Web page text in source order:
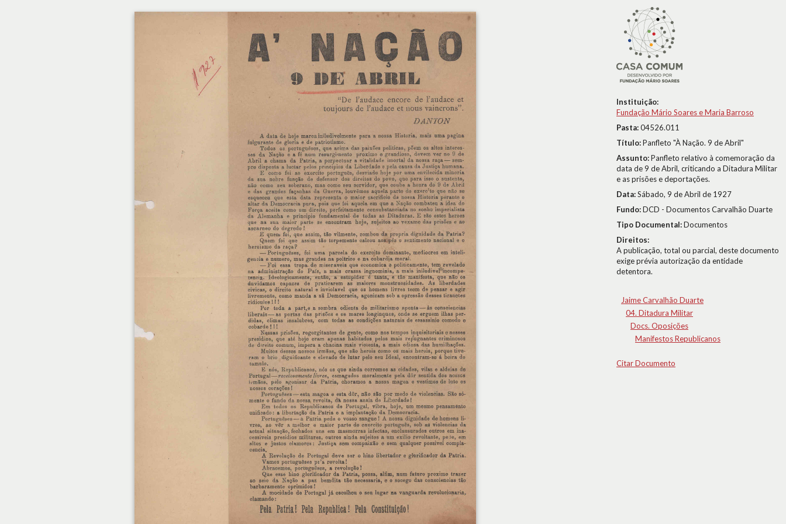
Instituição:
Fundação Mário Soares e Maria Barroso
Pasta:04526.011
Título:Panfleto "À Nação. 9 de Abril"
Assunto:Panfleto relativo à comemoração da
data de 9 de Abril, criticando a Ditadura Militar
e as prisões e deportações.
Data:Sábado, 9 de Abril de 1927
Fundo:DCD - Documentos Carvalhão Duarte
Tipo Documental:Documentos
Direitos:
A publicação, total ou parcial, deste documento
exige prévia autorização da entidade
detentora.
Jaime Carvalhão Duarte
04. Ditadura Militar
Docs. Oposições
Manifestos Republicanos
Citar Documento